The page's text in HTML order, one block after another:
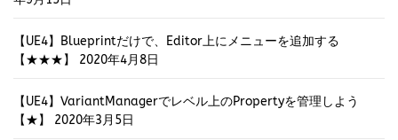
【UE4】Blueprintだけで、Editor上にメニューを追加する
【★★★】
2020年4月8日
【UE4】VariantManagerでレベル上のPropertyを管理しよう
【★】
2020年3月5日